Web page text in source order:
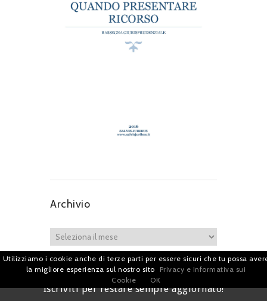
Archivio
Iscriviti per restare sempre aggiornato!
Utilizziamo i cookie anche di terze parti per essere sicuri che tu possa
la migliore esperienza sul nostro sito
Privacy e Informativa sui
Cookie
OK